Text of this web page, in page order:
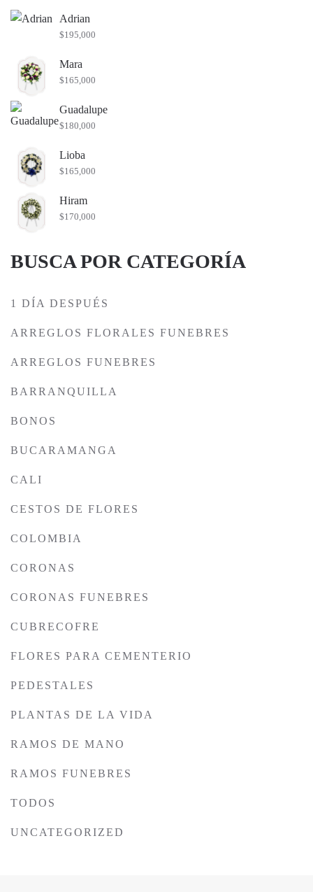
Adrian
$195,000
Mara
$165,000
Guadalupe
$180,000
Lioba
$165,000
Hiram
$170,000
BUSCA POR CATEGORÍA
1 DÍA DESPUÉS
ARREGLOS FLORALES FUNEBRES
ARREGLOS FUNEBRES
BARRANQUILLA
BONOS
BUCARAMANGA
CALI
CESTOS DE FLORES
COLOMBIA
CORONAS
CORONAS FUNEBRES
CUBRECOFRE
FLORES PARA CEMENTERIO
PEDESTALES
PLANTAS DE LA VIDA
RAMOS DE MANO
RAMOS FUNEBRES
TODOS
UNCATEGORIZED